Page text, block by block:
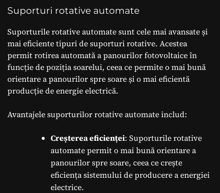
Suporturi rotative automate
Suporturile rotative automate sunt cele mai avansate și
mai eficiente tipuri de suporturi rotative. Acestea
permit rotirea automată a panourilor fotovoltaice în
funcție de poziția soarelui, ceea ce permite o mai bună
orientare a panourilor spre soare și o mai eficientă
producție de energie electrică.
Avantajele suporturilor rotative automate includ:
Creșterea eficienței: Suporturile rotative
automate permit o mai bună orientare a
panourilor spre soare, ceea ce crește
eficiența sistemului de producere a energiei
electrice.